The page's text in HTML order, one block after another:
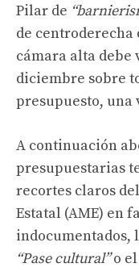
Pilar de
de
cámara alta debe
diciembre sobre
presupuesto, una
A continuación
presupuestarias
recortes claros
Estatal (AME) en
indocumentados,
“Pase cultural”o el